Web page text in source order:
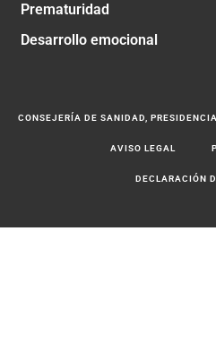
Prematuridad
Desarrollo emocional
CONSEJERÍA DE SANIDAD,
AVISO LEGAL
DECLARACIÓN